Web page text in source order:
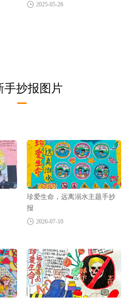
2025-05-26
手抄报图片
珍爱生命，远离溺水主题手抄
报
2026-07-10